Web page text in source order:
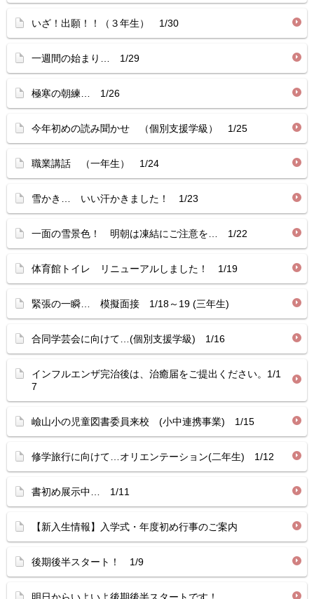
いざ！出願！！（３年生） 1/30
一週間の始まり… 1/29
極寒の朝練… 1/26
今年初めの読み聞かせ （個別支援学級） 1/25
職業講話 （一年生） 1/24
雪かき… いい汗かきました！ 1/23
一面の雪景色！ 明朝は凍結にご注意を… 1/22
体育館トイレ リニューアルしました！ 1/19
緊張の一瞬… 模擬面接 1/18～19 (三年生)
合同学芸会に向けて…(個別支援学級) 1/16
インフルエンザ完治後は、治癒届をご提出ください。1/1
7
嶮山小の児童図書委員来校 (小中連携事業) 1/15
修学旅行に向けて…オリエンテーション(二年生) 1/12
書初め展示中… 1/11
【新入生情報】入学式・年度初め行事のご案内
後期後半スタート！ 1/9